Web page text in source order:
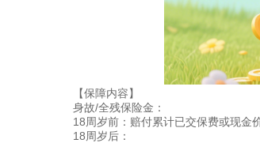
【保障内容】
身故/全残保险金​：​
​​18周岁前​​：赔付累计已交保费或现金
​​18周岁后​​：